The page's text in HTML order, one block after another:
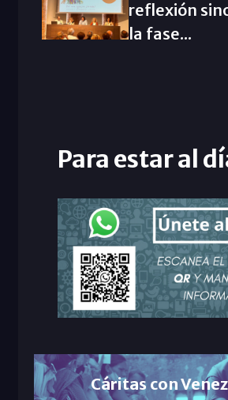
reflexión
la fase...
Para estar al
Cáritas con